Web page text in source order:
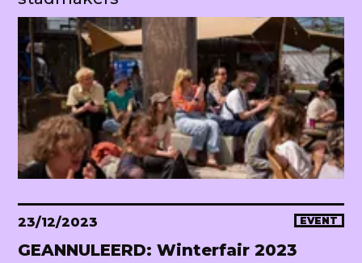
23/12/2023 EVENT
GEANNULEERD: Winterfair 2023